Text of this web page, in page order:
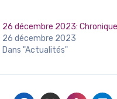
26 décembre 2023:
26 décembre 2023
Dans "Actualités"